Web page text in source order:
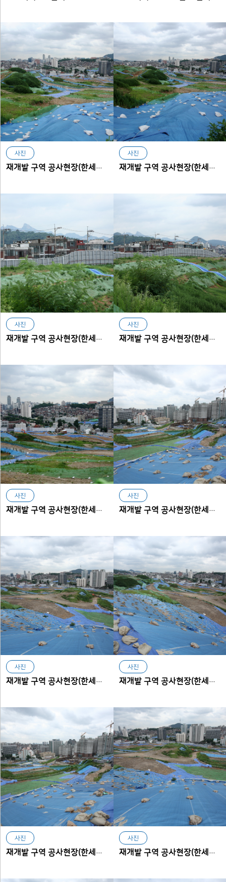
사진
재개발 구역 공사현장(한세사이버보안고등학교에서 본 아현동)
사진
재개발 구역 공사현장(한세사이버보안고등학교에서 본 아현동)
사진
재개발 구역 공사현장(한세사이버보안고등학교에서 본 아현동)
사진
재개발 구역 공사현장(한세사이버보안고등학교에서 본 아현동)
사진
재개발 구역 공사현장(한세사이버보안고등학교에서 본 아현동)
사진
재개발 구역 공사현장(한세사이버보안고등학교에서 본 아현동)
사진
재개발 구역 공사현장(한세사이버보안고등학교에서 본 아현동)
사진
재개발 구역 공사현장(한세사이버보안고등학교에서 본 아현동)
사진
재개발 구역 공사현장(한세사이버보안고등학교에서 본 아현동)
사진
재개발 구역 공사현장(한세사이버보안고등학교에서 본 아현동)